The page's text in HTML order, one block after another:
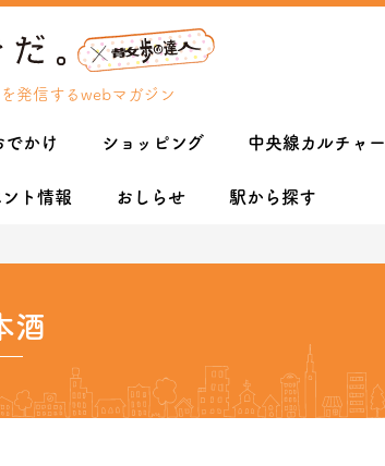
発信するwebマガジン
でかけ ショッピング 中央線カルチャー
ント情報 おしらせ 駅から探す
酒